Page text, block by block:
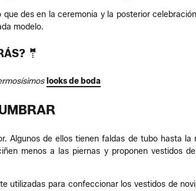
des en la ceremonia y la posterior
modelo.
🤵
looks de boda
Algunos de ellos tienen faldas de tubo hasta la
menos a las piernas y proponen vestidos
utilizadas para confeccionar los vestidos de